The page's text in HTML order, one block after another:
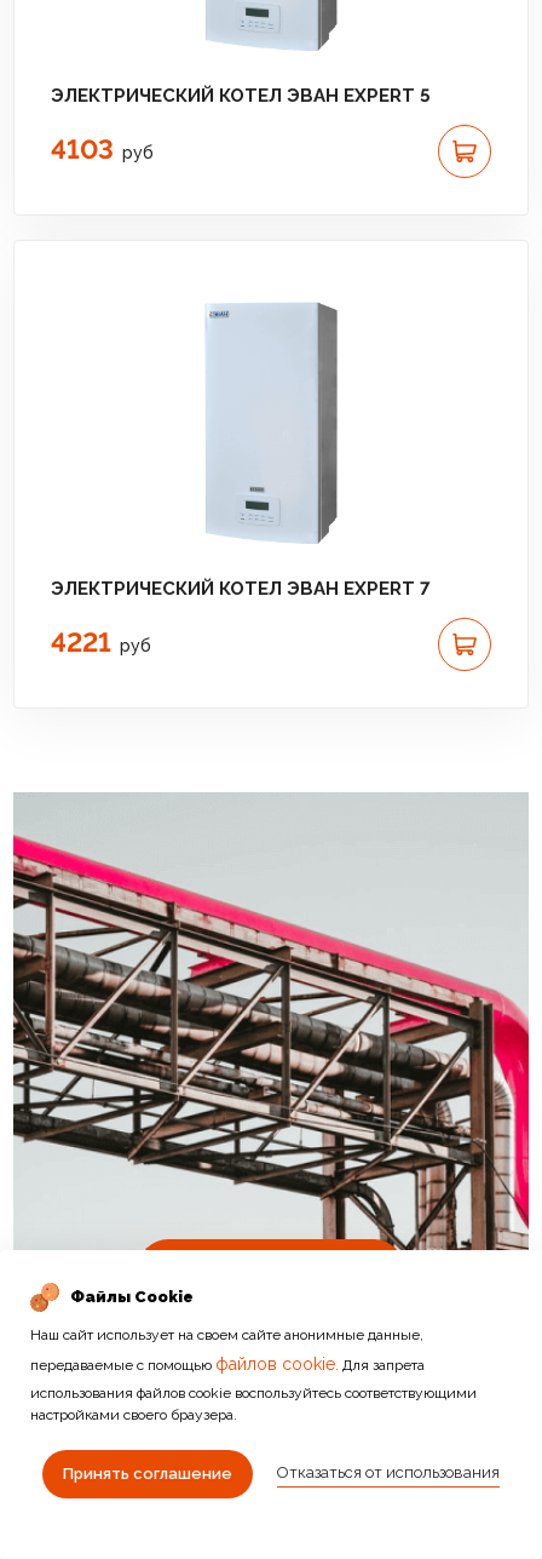
ЭЛЕКТРИЧЕСКИЙ КОТЕЛ ЭВАН EXPERT 5
4103 руб
ЭЛЕКТРИЧЕСКИЙ КОТЕЛ ЭВАН EXPERT 7
4221 руб
ДРУГИЕ КАТЕГОРИИ
Файлы Cookie
Наш сайт использует на своем сайте анонимные данные,
передаваемые с помощью файлов cookie. Для запрета
использования файлов cookie воспользуйтесь соответствующими
настройками своего браузера.
Отказаться от использования
Принять соглашение